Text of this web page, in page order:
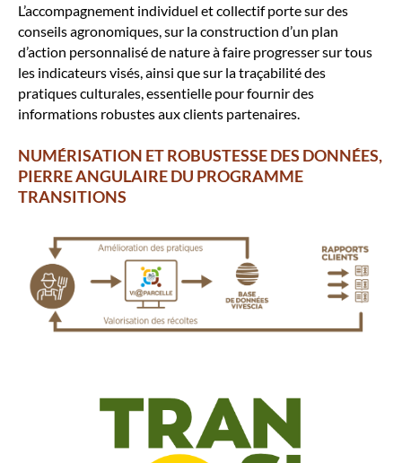
L’accompagnement individuel et collectif porte sur des
conseils agronomiques, sur la construction d’un plan
d’action personnalisé de nature à faire progresser sur tous
les indicateurs visés, ainsi que sur la traçabilité des
pratiques culturales, essentielle pour fournir des
informations robustes aux clients partenaires.
NUMÉRISATION ET ROBUSTESSE DES DONNÉES,
PIERRE ANGULAIRE DU PROGRAMME
TRANSITIONS